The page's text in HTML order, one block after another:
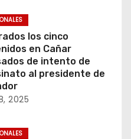
los cinco
en Cañar
de intento de
al presidente de
2025